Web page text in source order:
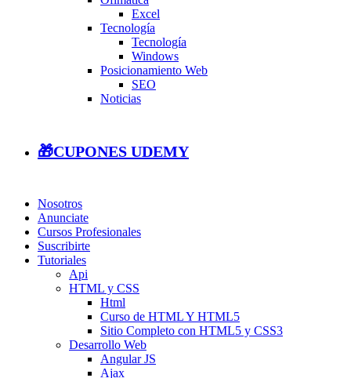
Excel
Tecnología
Tecnología
Windows
Posicionamiento Web
SEO
Noticias
🎁CUPONES UDEMY
Nosotros
Anunciate
Cursos Profesionales
Suscribirte
Tutoriales
Api
HTML y CSS
Html
Curso de HTML Y HTML5
Sitio Completo con HTML5 y CSS3
Desarrollo Web
Angular JS
Ajax